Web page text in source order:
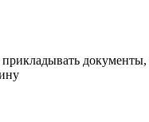
документы,